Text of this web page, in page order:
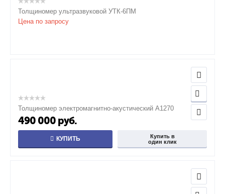
Толщиномер ультразвуковой УТК-6ПМ
Цена по запросу
Толщиномер электромагнитно-акустический А1270
490 000 руб.
КУПИТЬ
Купить в
один клик